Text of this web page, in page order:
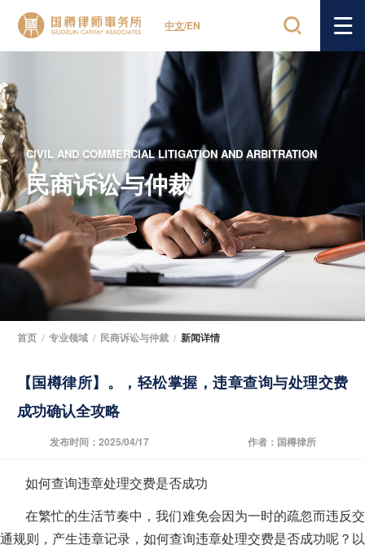
中文/EN
CIVIL AND COMMERCIAL LITIGATION AND ARBITRATION
民商诉讼与仲裁
首页 / 专业领域 / 民商诉讼与仲裁 / 新闻详情
【国樽律所】。，轻松掌握，违章查询与处理交费
成功确认全攻略
发布时间：2025/04/17 作者：国樽律所
如何查询违章处理交费是否成功
在繁忙的生活节奏中，我们难免会因为一时的疏忽而违反交
通规则，产生违章记录，如何查询违章处理交费是否成功呢？以